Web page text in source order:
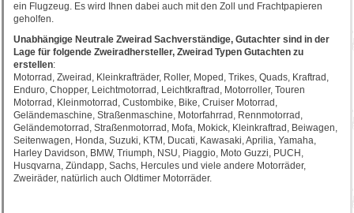
ein Flugzeug. Es wird Ihnen dabei auch mit den Zoll und Frachtpapieren
geholfen.
Unabhängige Neutrale Zweirad Sachverständige, Gutachter sind in der
Lage für folgende Zweiradhersteller, Zweirad Typen Gutachten zu
erstellen:
Motorrad, Zweirad, Kleinkrafträder, Roller, Moped, Trikes, Quads, Kraftrad,
Enduro, Chopper, Leichtmotorrad, Leichtkraftrad, Motorroller, Touren
Motorrad, Kleinmotorrad, Custombike, Bike, Cruiser Motorrad,
Geländemaschine, Straßenmaschine, Motorfahrrad, Rennmotorrad,
Geländemotorrad, Straßenmotorrad, Mofa, Mokick, Kleinkraftrad, Beiwagen,
Seitenwagen, Honda, Suzuki, KTM, Ducati, Kawasaki, Aprilia, Yamaha,
Harley Davidson, BMW, Triumph, NSU, Piaggio, Moto Guzzi, PUCH,
Husqvarna, Zündapp, Sachs, Hercules und viele andere Motorräder,
Zweiräder, natürlich auch Oldtimer Motorräder.